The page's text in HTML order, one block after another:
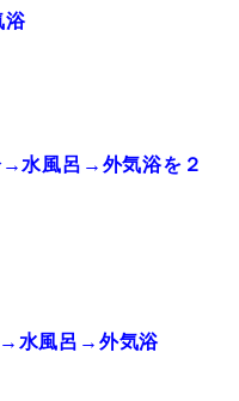
浴
水風呂→外気浴を２
水風呂→外気浴